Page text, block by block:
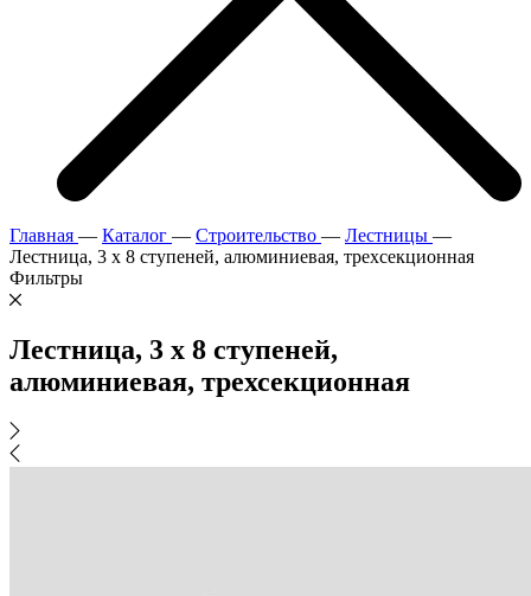
Главная — Каталог — Строительство — Лестницы —
Лестница, 3 х 8 ступеней, алюминиевая, трехсекционная
Фильтры
Лестница, 3 х 8 ступеней,
алюминиевая, трехсекционная